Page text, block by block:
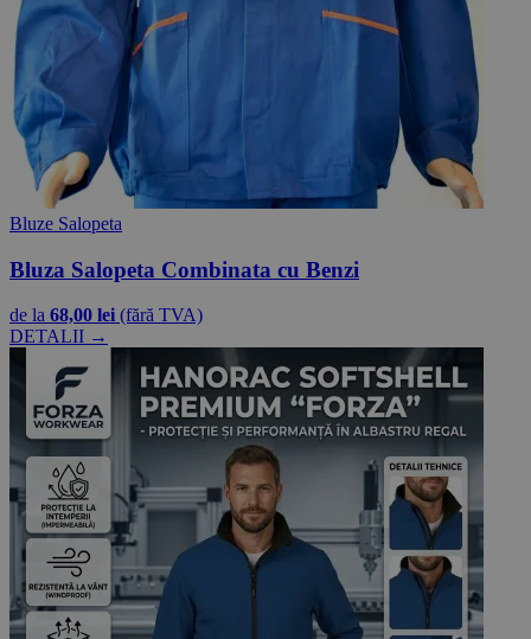
Bluze Salopeta
Bluza Salopeta Combinata cu Benzi
de la 68,00 lei (fără TVA)
DETALII →